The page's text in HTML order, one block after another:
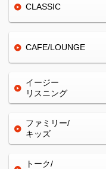
CLASSIC
CAFE/LOUNGE
イージー
リスニング
ファミリー/
キッズ
トーク/